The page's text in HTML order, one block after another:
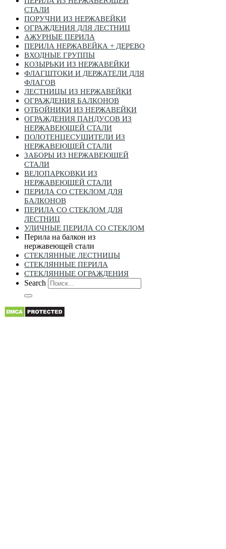
СТАЛИ
ПОРУЧНИ ИЗ НЕРЖАВЕЙКИ
ОГРАЖДЕНИЯ ДЛЯ ЛЕСТНИЦ
АЖУРНЫЕ ПЕРИЛА
ПЕРИЛА НЕРЖАВЕЙКА + ДЕРЕВО
ВХОДНЫЕ ГРУППЫ
КОЗЫРЬКИ ИЗ НЕРЖАВЕЙКИ
ФЛАГШТОКИ И ДЕРЖАТЕЛИ ДЛЯ
ФЛАГОВ
ЛЕСТНИЦЫ ИЗ НЕРЖАВЕЙКИ
ОГРАЖДЕНИЯ БАЛКОНОВ
ОТБОЙНИКИ ИЗ НЕРЖАВЕЙКИ
ОГРАЖДЕНИЯ ПАНДУСОВ ИЗ
НЕРЖАВЕЮЩЕЙ СТАЛИ
ПОЛОТЕНЦЕСУШИТЕЛИ ИЗ
НЕРЖАВЕЮЩЕЙ СТАЛИ
ЗАБОРЫ ИЗ НЕРЖАВЕЮЩЕЙ
СТАЛИ
ВЕЛОПАРКОВКИ ИЗ
НЕРЖАВЕЮЩЕЙ СТАЛИ
ПЕРИЛА СО СТЕКЛОМ ДЛЯ
БАЛКОНОВ
ПЕРИЛА СО СТЕКЛОМ ДЛЯ
ЛЕСТНИЦ
УЛИЧНЫЕ ПЕРИЛА СО СТЕКЛОМ
Перила на балкон из
нержавеющей стали
СТЕКЛЯННЫЕ ЛЕСТНИЦЫ
СТЕКЛЯННЫЕ ПЕРИЛА
СТЕКЛЯННЫЕ ОГРАЖДЕНИЯ
Search